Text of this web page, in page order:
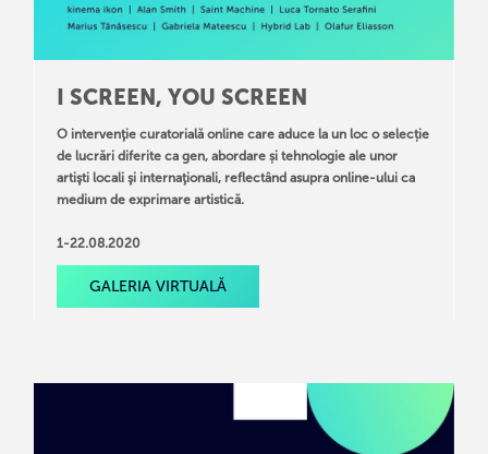
I SCREEN, YOU SCREEN
O intervenţie curatorială online care aduce la un loc o selecție
de lucrări diferite ca gen, abordare și tehnologie ale unor
artişti locali şi internaţionali, reflectând asupra online-ului ca
medium de exprimare artistică.
1-22.08.2020
GALERIA VIRTUALĂ